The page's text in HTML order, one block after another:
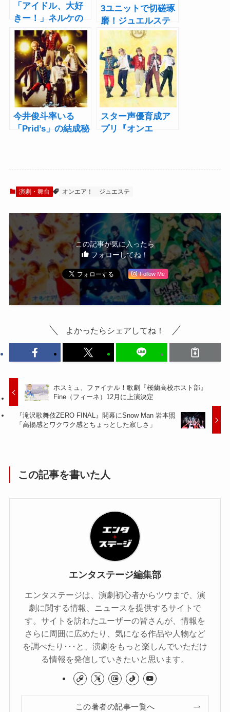
「アイドル、大好
きー！」ネルケの
舞台作品から34キ
ャラが集結『いろ
いろ ドルフェス
2023』レポート
3ユニットで切磋琢
磨！ジュエルステ
ージ『オンエ
ア！』きたつとむ×
長塚拓海×白石康介
インタビュー
今井俊斗率いる
「Prid’s」の結成秘
ンビジュアル公
スター声優育成ア
プリ『オンエ
演劇・舞台 オンエア！ ジュエステ
この記事が気に入ったら
フォローしてね！
Follow Me
よかったらシェアしてね！
ホスミュ、ファイナル！歌劇『桜蘭高校ホスト部』
Fine（フィーネ）12月に上演決定
『滝沢歌舞伎ZERO FINAL』開幕にSnow Man 岩本照
「高揚感とワクワク感とちょっとした寂しさ」
この記事を書いた人
エンタステージ編集部
エンタステージは、演劇初心者からツウまで、演
劇に関する情報、ニュースを提供するサイトで
す。サイトを訪れたユーザーの皆さんが、情報を
さらに周囲に広めたり、気になる作品や人物など
を調べたり･･･と、演劇をもっと楽しんでいただけ
る情報を発信していきたいと思います。
この著者の記事一覧へ